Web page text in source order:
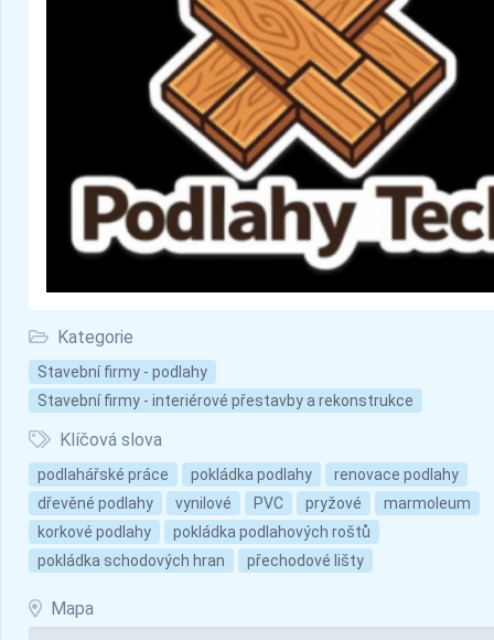
Kategorie
Stavební firmy - podlahy
Stavební firmy - interiérové přestavby a rekonstrukce
Klíčová slova
podlahářské práce pokládka podlahy
renovace podlahy
dřevěné podlahy
vynilové PVC pryžové
marmoleum
korkové podlahy
pokládka podlahových roštů
pokládka schodových hran
přechodové lišty
Mapa